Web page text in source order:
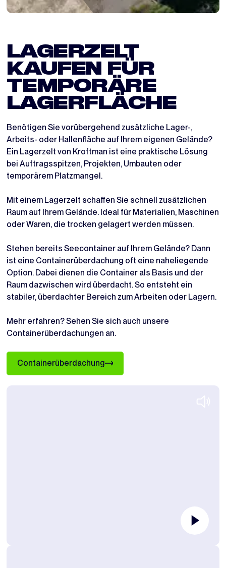
LAGERZELT
KAUFEN FÜR
TEMPORÄRE
LAGERFLÄCHE
Benötigen Sie vorübergehend zusätzliche Lager-,
Arbeits- oder Hallenfläche auf Ihrem eigenen Gelände?
Ein Lagerzelt von Kroftman ist eine praktische Lösung
bei Auftragsspitzen, Projekten, Umbauten oder
temporärem Platzmangel.
Mit einem Lagerzelt schaffen Sie schnell zusätzlichen
Raum auf Ihrem Gelände. Ideal für Materialien, Maschinen
oder Waren, die trocken gelagert werden müssen.
Stehen bereits Seecontainer auf Ihrem Gelände? Dann
ist eine Containerüberdachung oft eine naheliegende
Option. Dabei dienen die Container als Basis und der
Raum dazwischen wird überdacht. So entsteht ein
stabiler, überdachter Bereich zum Arbeiten oder Lagern.
Mehr erfahren? Sehen Sie sich auch unsere
Containerüberdachungen an.
Containerüberdachung